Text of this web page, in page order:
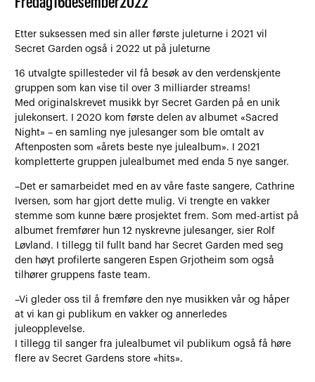
Etter suksessen med sin aller første juleturne i 2021 vil
Secret Garden også i 2022 ut på juleturne
16 utvalgte spillesteder vil få besøk av den verdenskjente
gruppen som kan vise til over 3 milliarder streams!
Med originalskrevet musikk byr Secret Garden på en unik
julekonsert. I 2020 kom første delen av albumet «Sacred
Night» – en samling nye julesanger som ble omtalt av
Aftenposten som «årets beste nye julealbum». I 2021
kompletterte gruppen julealbumet med enda 5 nye sanger.
–Det er samarbeidet med en av våre faste sangere, Cathrine
Iversen, som har gjort dette mulig. Vi trengte en vakker
stemme som kunne bære prosjektet frem. Som med-artist på
albumet fremfører hun 12 nyskrevne julesanger, sier Rolf
Løvland. I tillegg til fullt band har Secret Garden med seg
den høyt profilerte sangeren Espen Grjotheim som også
tilhører gruppens faste team.
–Vi gleder oss til å fremføre den nye musikken vår og håper
at vi kan gi publikum en vakker og annerledes
juleopplevelse.
I tillegg til sanger fra julealbumet vil publikum også få høre
flere av Secret Gardens store «hits».